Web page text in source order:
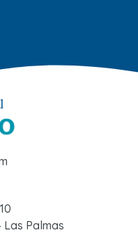
Las Palmas